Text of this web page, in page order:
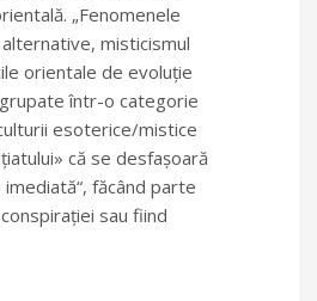
„Fenomenele
misticismul
orientale de evoluţie
într-o categorie
esoterice/mistice
că se desfaşoară
făcând parte
sau fiind